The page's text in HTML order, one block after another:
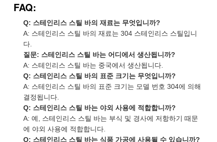
FAQ:
Q: 스테인리스 스틸 바의 재료는 무엇입니까?
A: 스테인리스 스틸 바의 재료는 304 스테인리스 스틸입니
다.
질문: 스테인리스 스틸 바는 어디에서 생산됩니까?
A: 스테인리스 스틸 바는 중국에서 생산됩니다.
Q: 스테인리스 스틸 바의 표준 크기는 무엇입니까?
A: 스테인리스 스틸 바의 표준 크기는 모델 번호 304에 의해
결정됩니다.
Q: 스테인리스 스틸 바는 야외 사용에 적합합니까?
A: 예, 스테인리스 스틸 바는 부식 및 경사에 저항하기 때문
에 야외 사용에 적합합니다.
Q: 스테인리스 스틸 바는 식품 가공에 사용될 수 있습니까?